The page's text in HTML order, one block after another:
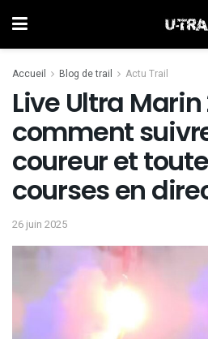
Accueil Blog de trail Actu Trail
Live Ultra Marin
comment
coureur et
courses en
26 juin 2025